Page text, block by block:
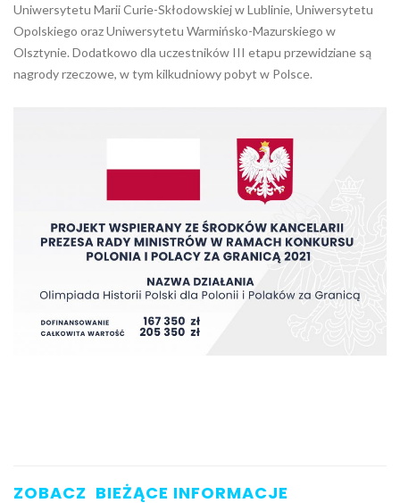
Uniwersytetu Marii Curie-Skłodowskiej w Lublinie, Uniwersytetu
Opolskiego oraz Uniwersytetu Warmińsko-Mazurskiego w
Olsztynie. Dodatkowo dla uczestników III etapu przewidziane są
nagrody rzeczowe, w tym kilkudniowy pobyt w Polsce.
ZOBACZ BIEŻĄCE INFORMACJE